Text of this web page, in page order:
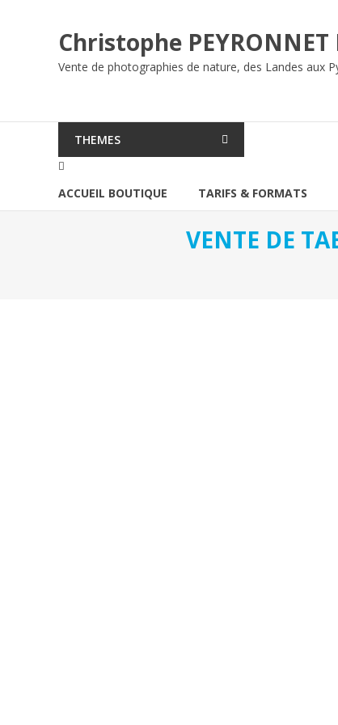
Christophe
Vente de photographies de nature, des Landes aux
THEMES
ACCUEIL BOUTIQUE TARIFS & FORMATS
VENTE DE